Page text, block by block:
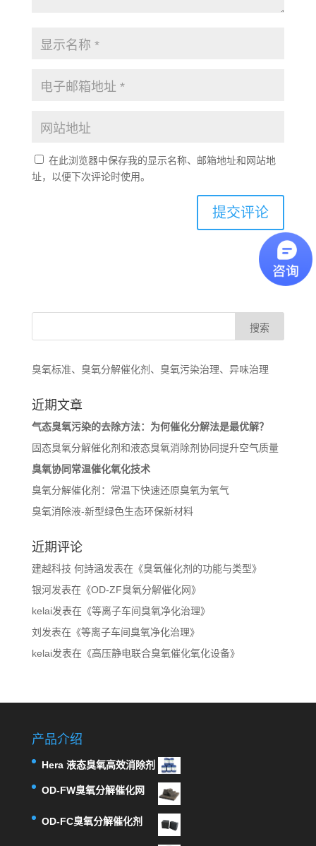
在此浏览器中保存我的显示名称、邮箱地址和网站地
址，以便下次评论时使用。
臭氧标准、臭氧分解催化剂、臭氧污染治理、异味治理
近期文章
气态臭氧污染的去除方法：为何催化分解法是最优解？
固态臭氧分解催化剂和液态臭氧消除剂协同提升空气质量
臭氧协同常温催化氧化技术
臭氧分解催化剂：常温下快速还原臭氧为氧气
臭氧消除液-新型绿色生态环保新材料
近期评论
建越科技 何詩涵发表在《臭氧催化剂的功能与类型》
银河发表在《OD-ZF臭氧分解催化网》
kelai发表在《等离子车间臭氧净化治理》
刘 发表在《等离子车间臭氧净化治理》
kelai发表在《高压静电联合臭氧催化氧化设备》
产品介绍
Hera 液态臭氧高效消除剂
OD-FW臭氧分解催化网
OD-FC臭氧分解催化剂